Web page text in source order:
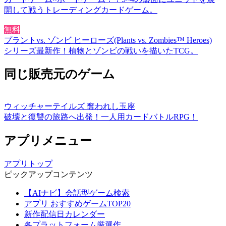
開して戦うトレーディングカードゲーム。
無料
プラントvs. ゾンビ ヒーローズ(Plants vs. Zombies™ Heroes)
シリーズ最新作！植物とゾンビの戦いを描いたTCG。
同じ販売元のゲーム
ウィッチャーテイルズ 奪われし玉座
破壊と復讐の旅路へ出発！一人用カードバトルRPG！
アプリメニュー
アプリトップ
ピックアップコンテンツ
【AIナビ】会話型ゲーム検索
アプリ おすすめゲームTOP20
新作配信日カレンダー